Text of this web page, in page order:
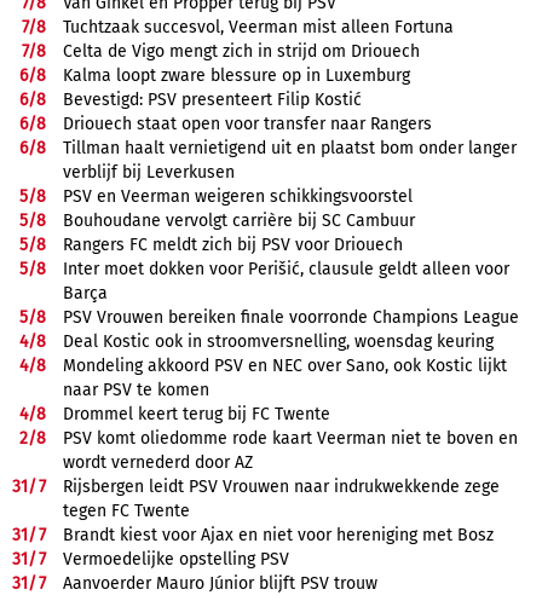
7/8
Tuchtzaak succesvol, Veerman mist alleen Fortuna
7/8
Celta de Vigo mengt zich in strijd om Driouech
6/8
Kalma loopt zware blessure op in Luxemburg
6/8
Bevestigd: PSV presenteert Filip Kostić
6/8
Driouech staat open voor transfer naar Rangers
6/8
Tillman haalt vernietigend uit en plaatst bom onder langer
verblijf bij Leverkusen
5/8
PSV en Veerman weigeren schikkingsvoorstel
5/8
Bouhoudane vervolgt carrière bij SC Cambuur
5/8
Rangers FC meldt zich bij PSV voor Driouech
5/8
Inter moet dokken voor Perišić, clausule geldt alleen voor
Barça
5/8
PSV Vrouwen bereiken finale voorronde Champions League
4/8
Deal Kostic ook in stroomversnelling, woensdag keuring
4/8
Mondeling akkoord PSV en NEC over Sano, ook Kostic lijkt
naar PSV te komen
4/8
Drommel keert terug bij FC Twente
2/8
PSV komt oliedomme rode kaart Veerman niet te boven en
wordt vernederd door AZ
31/7
Rijsbergen leidt PSV Vrouwen naar indrukwekkende zege
tegen FC Twente
31/7
Brandt kiest voor Ajax en niet voor hereniging met Bosz
31/7
Vermoedelijke opstelling PSV
31/7 Aanvoerder Mauro Júnior blijft PSV trouw